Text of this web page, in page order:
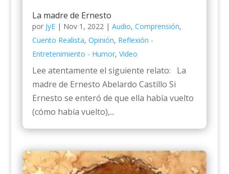
La madre de Ernesto
por JyE| Nov 1, 2022 | Audio, Comprensión,
Cuento Realista, Opinión, Reflexión -
Entretenimiento - Humor, Video
Lee atentamente el siguiente relato: La
madre de Ernesto Abelardo Castillo Si
Ernesto se enteró de que ella había vuelto
(cómo había vuelto),...